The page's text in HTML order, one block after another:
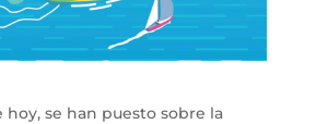
hoy, se han puesto sobre la